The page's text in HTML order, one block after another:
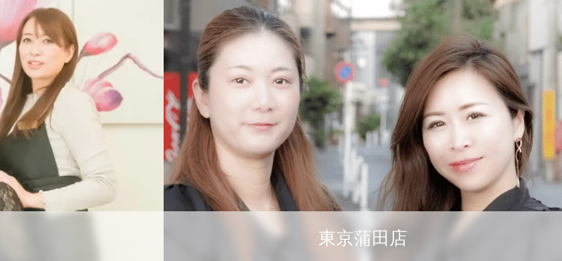
東京蒲田店